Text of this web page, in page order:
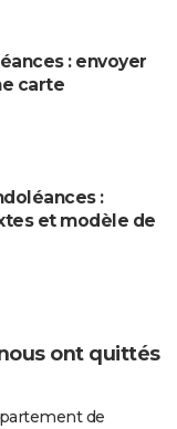
: envoyer
carte
:
et modèle de
ont quittés
de